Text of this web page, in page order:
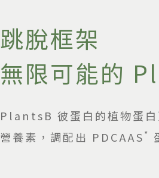
跳脫框架
無限可能的
PlantsB 彼蛋白的植物蛋白
營養素，調配出 PDCAAS *